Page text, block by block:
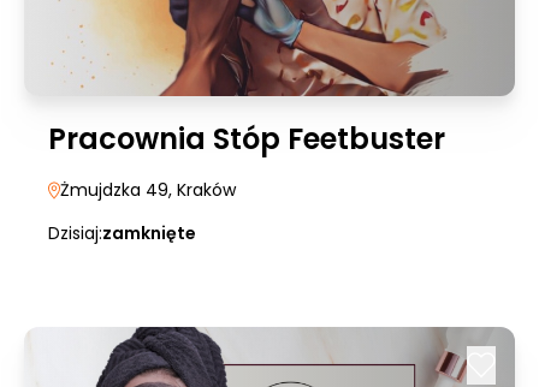
Pracownia Stóp Feetbuster
Żmujdzka 49, Kraków
Dzisiaj:zamknięte